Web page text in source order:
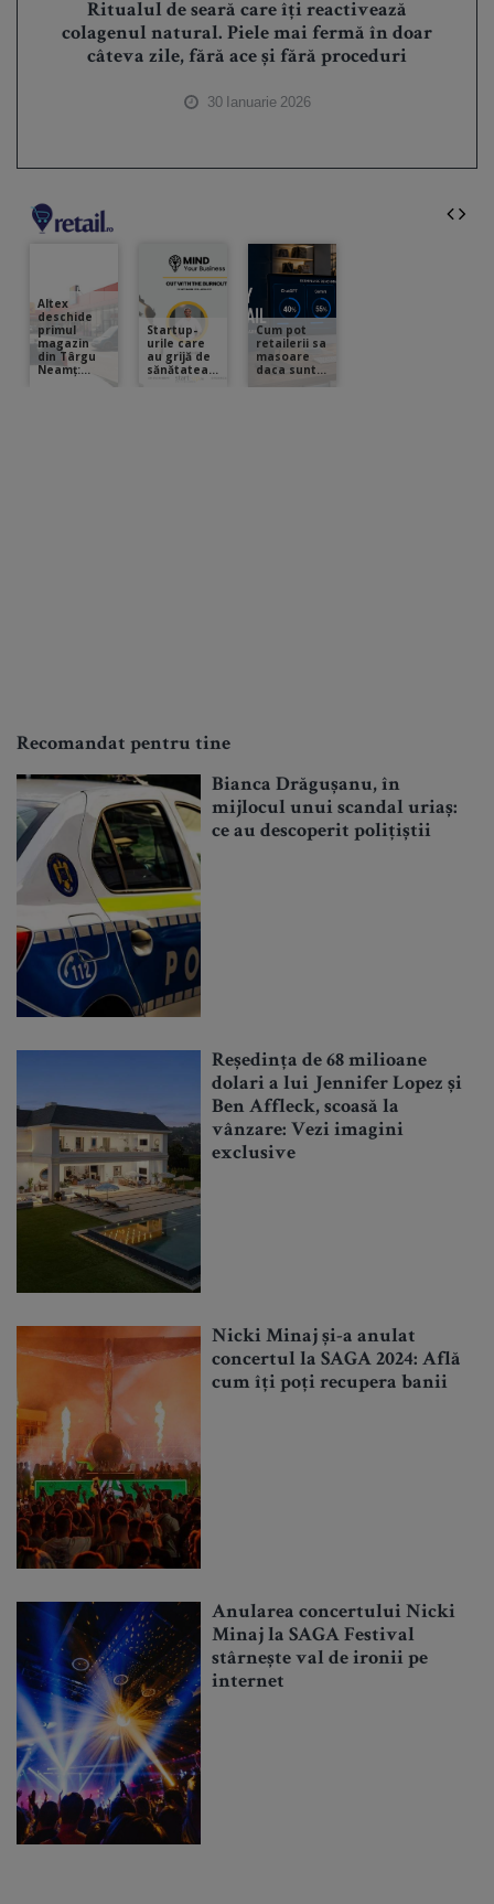
Ritualul de seară care îți reactivează
colagenul natural. Piele mai fermă în doar
câteva zile, fără ace și fără proceduri
30 Ianuarie 2026
Recomandat pentru tine
Bianca Drăgușanu, în
mijlocul unui scandal uriaș:
ce au descoperit polițiștii
Reședința de 68 milioane
dolari a lui Jennifer Lopez și
Ben Affleck, scoasă la
vânzare: Vezi imagini
exclusive
Nicki Minaj și-a anulat
concertul la SAGA 2024: Află
cum îți poți recupera banii
Anularea concertului Nicki
Minaj la SAGA Festival
stârnește val de ironii pe
internet